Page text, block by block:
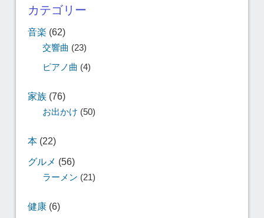
カテゴリー
音楽 (62)
交響曲 (23)
ピアノ曲 (4)
家族(76)
お出かけ (50)
本(22)
グルメ (56)
ラーメン (21)
健康(6)